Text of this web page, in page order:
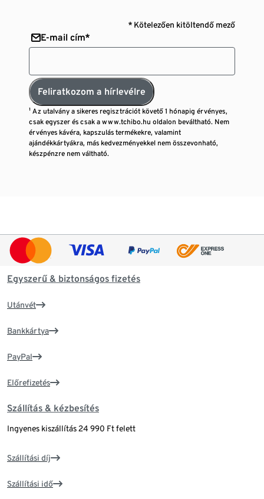
* Kötelezően kitöltendő mező
E-mail cím*
Feliratkozom a hírlevélre
¹ Az utalvány a sikeres regisztrációt követő 1 hónapig érvényes,
csak egyszer és csak a www.tchibo.hu oldalon beváltható. Nem
érvényes kávéra, kapszulás termékekre, valamint
ajándékkártyákra, más kedvezményekkel nem összevonható,
készpénzre nem váltható.
Egyszerű & biztonságos fizetés
Utánvét
Bankkártya
PayPal
Előrefizetés
Szállítás & kézbesítés
Ingyenes kiszállítás 24 990 Ft felett
Szállítási díj
Szállítási idő